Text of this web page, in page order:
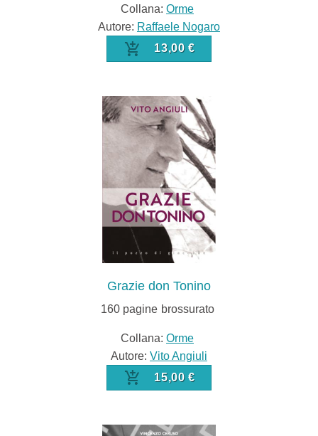
Collana: Orme
Autore: Raffaele Nogaro
13,00 €
Grazie don Tonino
160pagine brossurato
Collana: Orme
Autore: Vito Angiuli
15,00 €